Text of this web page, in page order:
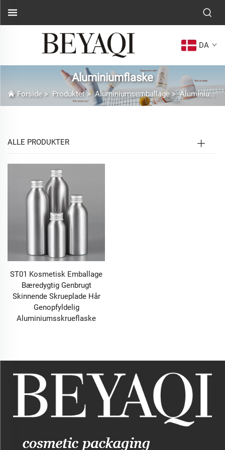
DA
Aluminiumflaske
Forside> Produkter>Aluminiumsemballage>Aluminiumflaske
ALLE PRODUKTER
ST01 Kosmetisk Emballage
Bæredygtig Genbrugt
Skinnende Skrueplade Hår
Genopfyldelig
Aluminiumsskrueflaske